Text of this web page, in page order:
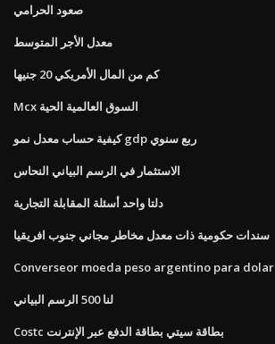
صعود الحرامي
معدل الأجر المتوسط
كم من المال الأمريكي 20 جنيها
Mcx السوق العالمية الحية
كيفية حساب معدل نمو gdp ربع سنوي
الاستثمار في الرسم البياني النحاس
دلتا واحد أسئلة المقابلة التجارية
سندات حكومية ذات معدل مخاطر مجاني جنوب افريقيا
Converseor moeda peso argentino para dolar
لنا 500 الرسم البياني
Costc بطاقة سيتي بطاقة الدفع عبر الإنترنت